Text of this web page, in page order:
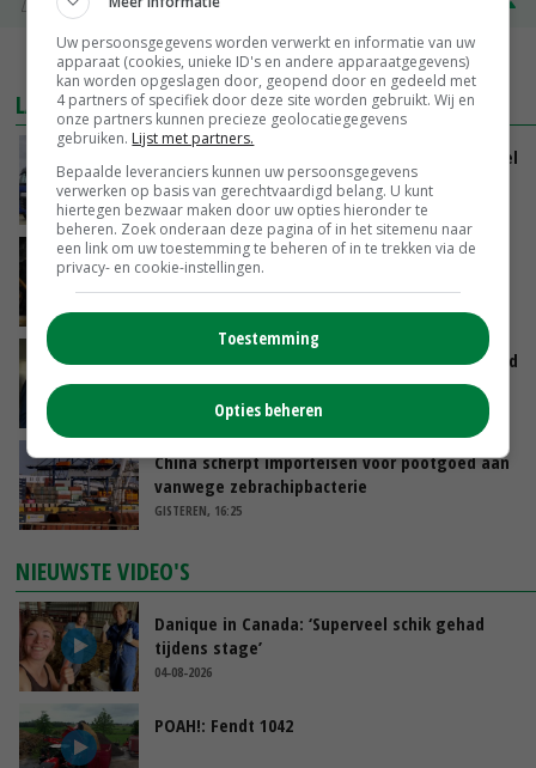
MEER MARKTPRIJZEN
LAATSTE NIEUWS
ForFarmers groeit verder en ziet marktaandeel
toenemen
VANDAAG, 07:43
Zalmkweker wil ‘standaard neerzetten die als
voorbeeld kan dienen voor sector’
Jan Vernooij stopt bij Vee&Logistiek Nederland
VANDAAG, 06:00
China scherpt importeisen voor pootgoed aan
vanwege zebrachipbacterie
GISTEREN, 16:25
NIEUWSTE VIDEO'S
Danique in Canada: ‘Superveel schik gehad
tijdens stage’
04-08-2026
POAH!: Fendt 1042
Uw persoonsgegevens worden verwerkt en informatie van uw
apparaat (cookies, unieke ID's en andere apparaatgegevens)
kan worden opgeslagen door, geopend door en gedeeld met
4 partners of specifiek door deze site worden gebruikt. Wij en
onze partners kunnen precieze geolocatiegegevens
gebruiken. Lijst met partners.
Bepaalde leveranciers kunnen uw persoonsgegevens
verwerken op basis van gerechtvaardigd belang. U kunt
hiertegen bezwaar maken door uw opties hieronder te
beheren. Zoek onderaan deze pagina of in het sitemenu naar
een link om uw toestemming te beheren of in te trekken via de
privacy- en cookie-instellingen.
Toestemming
Opties beheren